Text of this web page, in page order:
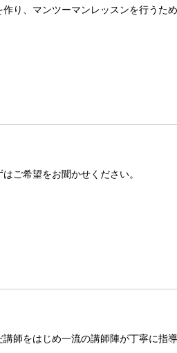
り、マンツーマンレッスンを行うた
ご希望をお聞かせください。
師をはじめ一流の講師陣が丁寧に指導